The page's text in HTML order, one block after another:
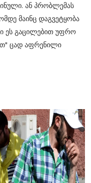
ან პრობლემას
მაინც დაგვეტყობა
ეს გაცილებით უფრო
ცად აფრენილი